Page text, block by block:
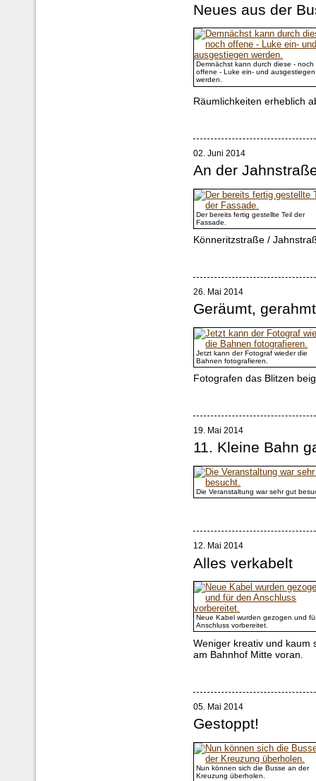
Neues aus der
Demnächst kann durch diese - noch
offene - Luke ein- und ausgestiegen
werden.
Räumlichkeiten erheblich
02. Juni 2014
An der
Der bereits fertig gestellte Teil der
Fassade.
Könneritzstraße /
26. Mai 2014
Geräumt,
Jetzt kann der Fotograf wieder die
Bahnen fotografieren.
Fotografen das Blitzen
19. Mai 2014
11. Kleine Bahn
Die Veranstaltung war sehr gut
12. Mai 2014
Alles verkabelt
Neue Kabel wurden gezogen und
Anschluss vorbereitet.
Weniger kreativ und kaum
am Bahnhof Mitte voran.
05. Mai 2014
Gestoppt!
Nun können sich die Busse an der
Kreuzung überholen.